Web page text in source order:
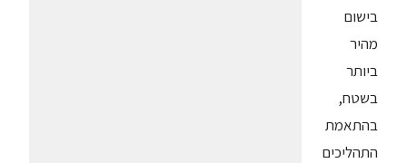
בישום
מהיר
ביותר
בשטח,
בהתאמת
התהליכים